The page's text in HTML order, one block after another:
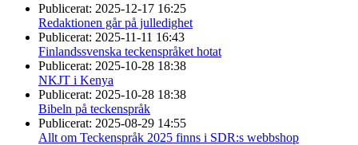
Publicerat: 2025-12-17 16:25
Redaktionen går på julledighet
Publicerat: 2025-11-11 16:43
Finlandssvenska teckenspråket hotat
Publicerat: 2025-10-28 18:38
NKJT i Kenya
Publicerat: 2025-10-28 18:38
Bibeln på teckenspråk
Publicerat: 2025-08-29 14:55
Allt om Teckenspråk 2025 finns i SDR:s webbshop